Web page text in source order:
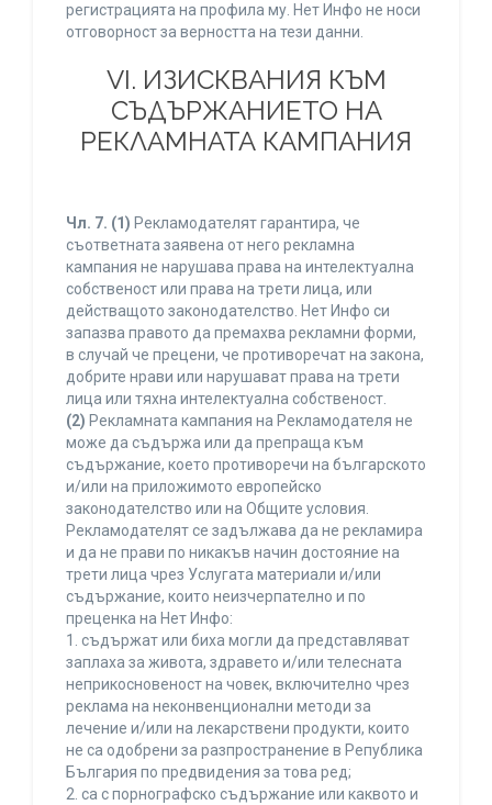
регистрацията на профила му. Нет Инфо не носи
отговорност за верността на тези данни.
VI. ИЗИСКВАНИЯ КЪМ
СЪДЪРЖАНИЕТО НА
РЕКЛАМНАТА КАМПАНИЯ
Чл. 7. (1) Рекламодателят гарантира, че
съответната заявена от него рекламна
кампания не нарушава права на интелектуална
собственост или права на трети лица, или
действащото законодателство. Нет Инфо си
запазва правото да премахва рекламни форми,
в случай че прецени, че противоречат на закона,
добрите нрави или нарушават права на трети
лица или тяхна интелектуална собственост.
(2) Рекламната кампания на Рекламодателя не
може да съдържа или да препраща към
съдържание, което противоречи на българското
и/или на приложимото европейско
законодателство или на Общите условия.
Рекламодателят се задължава да не рекламира
и да не прави по никакъв начин достояние на
трети лица чрез Услугата материали и/или
съдържание, които неизчерпателно и по
преценка на Нет Инфо:
1. съдържат или биха могли да представляват
заплаха за живота, здравето и/или телесната
неприкосновеност на човек, включително чрез
реклама на неконвенционални методи за
лечение и/или на лекарствени продукти, които
не са одобрени за разпространение в Република
България по предвидения за това ред;
2. са с порнографско съдържание или каквото и